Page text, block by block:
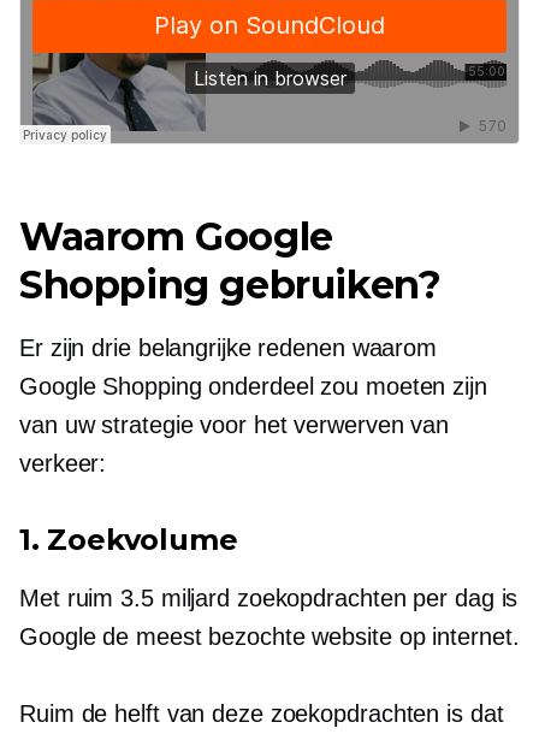
Waarom Google
Shopping gebruiken?
Er zijn drie belangrijke redenen waarom
Google Shopping onderdeel zou moeten zijn
van uw strategie voor het verwerven van
verkeer:
1. Zoekvolume
Met ruim 3.5 miljard zoekopdrachten per dag is
Google de meest bezochte website op internet.
Ruim de helft van deze zoekopdrachten is dat